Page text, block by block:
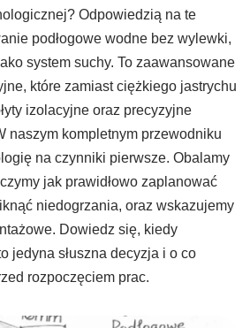
Odpowiedzią na te
podłogowe wodne bez wylewki,
system suchy. To zaawansowane
które zamiast ciężkiego jastrychu
izolacyjne oraz precyzyjne
naszym kompletnym przewodniku
na czynniki pierwsze. Obalamy
jak prawidłowo zaplanować
niedogrzania, oraz wskazujemy
Dowiedz się, kiedy
jedyna słuszna decyzja i o co
rozpoczęciem prac.